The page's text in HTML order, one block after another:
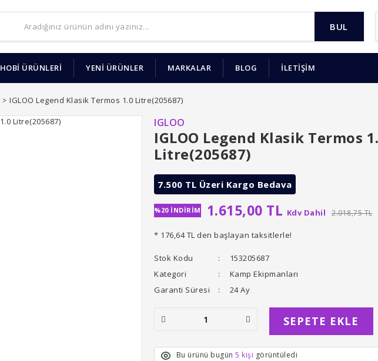
BUL
HOBİ ÜRÜNLERİ YENİ ÜRÜNLER MARKALAR BLOG İLETİŞİM
IGLOO Legend Klasik Termos 1.0 Litre(205687)
IGLOO
IGLOO Legend Klasik Termos
Litre(205687)
7.500 TL Üzeri Kargo Bedava
%20 İNDİRİM 1.615,00 TL Kdv Dahil 2.018,75 TL
* 176,64 TL den başlayan taksitlerle!
Stok Kodu
153205687
Kategori
Kamp Ekipmanları
Garanti Süresi
24 Ay
SEPETE EKLE
Bu ürünü bugün 5 kişi görüntüledi